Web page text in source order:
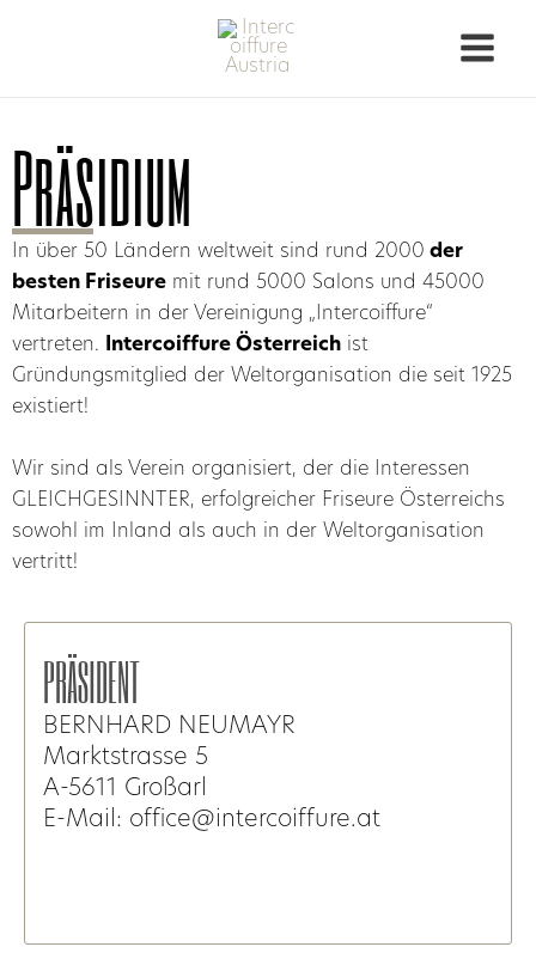
Präsidium
In über 50 Ländern weltweit sind rund 2000 der
besten Friseure mit rund 5000 Salons und 45000
Mitarbeitern in der Vereinigung „Intercoiffure“
vertreten.
Intercoiffure Österreich ist
Gründungsmitglied der Weltorganisation die seit 1925
existiert!
Wir sind als Verein organisiert, der die Interessen
GLEICHGESINNTER, erfolgreicher Friseure Österreichs
sowohl im Inland als auch in der Weltorganisation
vertritt!
PRÄSIDENT
BERNHARD NEUMAYR
Marktstrasse 5
A-5611 Großarl
E-Mail: office@intercoiffure.at